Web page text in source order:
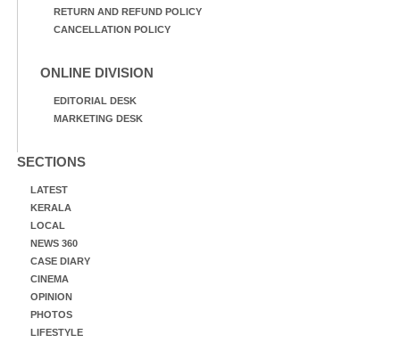
RETURN AND REFUND POLICY
CANCELLATION POLICY
ONLINE DIVISION
EDITORIAL DESK
MARKETING DESK
SECTIONS
LATEST
KERALA
LOCAL
NEWS 360
CASE DIARY
CINEMA
OPINION
PHOTOS
LIFESTYLE